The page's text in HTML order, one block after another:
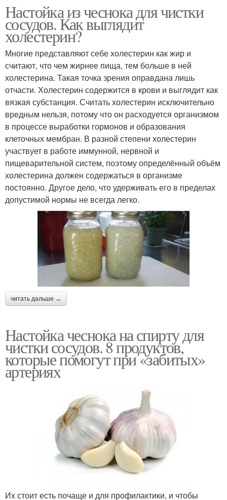
Настойка из чеснока для чистки
сосудов. Как выглядит
холестерин?
Многие представляют себе холестерин как жир и
считают, что чем жирнее пища, тем больше в ней
холестерина. Такая точка зрения оправдана лишь
отчасти. Холестерин содержится в крови и выглядит как
вязкая субстанция. Считать холестерин исключительно
вредным нельзя, потому что он расходуется организмом
в процессе выработки гормонов и образования
клеточных мембран. В разной степени холестерин
участвует в работе иммунной, нервной и
пищеварительной систем, поэтому определённый объём
холестерина должен содержаться в организме
постоянно. Другое дело, что удерживать его в пределах
допустимой нормы не всегда легко.
читать дальше →
Настойка чеснока на спирту для
чистки сосудов. 8 продуктов,
которые помогут при «забитых»
артериях
Их стоит есть почаще и для профилактики, и чтобы